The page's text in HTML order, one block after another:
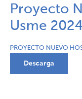
Proyecto
Usme 2024
PROYECTO NUEVO
Descarga